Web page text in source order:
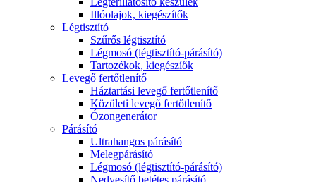
Illóolajok, kiegészítők
Légtisztító
Szűrős légtisztító
Légmosó (légtisztító-párásító)
Tartozékok, kiegészíők
Levegő fertőtlenítő
Háztartási levegő fertőtlenítő
Közületi levegő fertőtlenítő
Ózongenerátor
Párásító
Ultrahangos párásító
Melegpárásító
Légmosó (légtisztító-párásító)
Nedvesítő betétes párásító